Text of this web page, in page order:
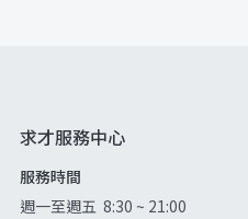
求才服務中心
服務時間
週一至週五 8:30 ~ 21:00